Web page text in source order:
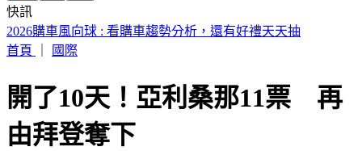
快訊
桃園今天大停水！5區近10萬戶「斷水11小時」 影響範圍一
次看
開了10天！亞利桑那11票 再